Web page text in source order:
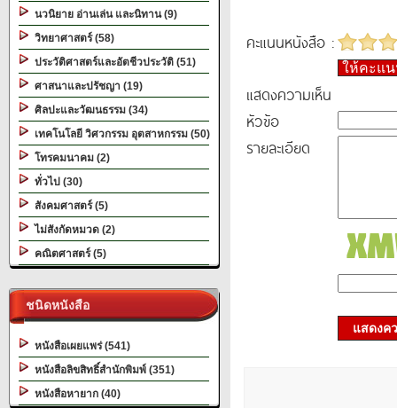
นวนิยาย อ่านเล่น และนิทาน (9)
วิทยาศาสตร์ (58)
ประวัติศาสตร์และอัตชีวประวัติ (51)
ศาสนาและปรัชญา (19)
ศิลปะและวัฒนธรรม (34)
เทคโนโลยี วิศวกรรม อุตสาหกรรม (50)
โทรคมนาคม (2)
ทั่วไป (30)
สังคมศาสตร์ (5)
ไม่สังกัดหมวด (2)
คณิตศาสตร์ (5)
ชนิดหนังสือ
หนังสือเผยแพร่ (541)
หนังสือลิขสิทธิ์สำนักพิมพ์ (351)
หนังสือหายาก (40)
คะแนนหนังสือ :
ให้คะแ
แสดงความเห็น
หัวข้อ
รายละเอียด
แสดงค